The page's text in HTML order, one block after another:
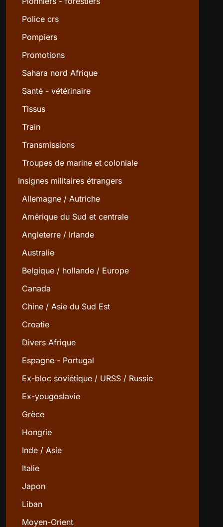
Police crs
Pompiers
Promotions
Sahara nord Afrique
Santé - vétérinaire
Tissus
Train
Transmissions
Troupes de marine et coloniale
Insignes militaires étrangers
Allemagne / Autriche
Amérique du Sud et centrale
Angleterre / Irlande
Australie
Belgique / hollande / Europe
Canada
Chine / Asie du Sud Est
Croatie
Divers Afrique
Espagne - Portugal
Ex-bloc soviétique / URSS / Russie
Ex-yougoslavie
Grèce
Hongrie
Inde / Asie
Italie
Japon
Liban
Moyen-Orient